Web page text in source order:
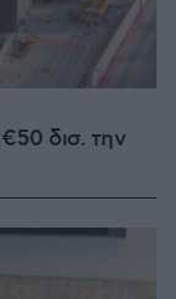
δισ. την